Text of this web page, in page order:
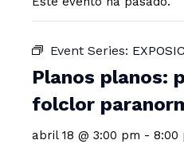
Event Series:
Planos planos:
folclor
abril 18 @ 3:00 pm - 8:00